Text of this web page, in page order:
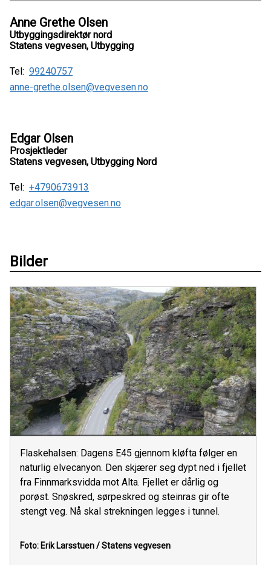
Anne Grethe Olsen
Utbyggingsdirektør nord
Statens vegvesen, Utbygging
Tel: 99240757
anne-grethe.olsen@vegvesen.no
Edgar Olsen
Prosjektleder
Statens vegvesen, Utbygging Nord
Tel: +4790673913
edgar.olsen@vegvesen.no
Bilder
Flaskehalsen: Dagens E45 gjennom kløfta følger en
naturlig elvecanyon. Den skjærer seg dypt ned i fjellet
fra Finnmarksvidda mot Alta. Fjellet er dårlig og
porøst. Snøskred, sørpeskred og steinras gir ofte
stengt veg. Nå skal strekningen legges i tunnel.
Foto: Erik Larsstuen /Statens vegvesen